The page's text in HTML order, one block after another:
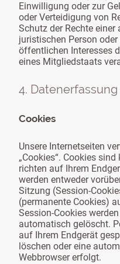
Einwilligung oder zur
oder Verteidigung von
Schutz der Rechte
juristischen Person
öffentlichen Interesses
eines Mitgliedstaats
4.
Cookies
Unsere Internetseiten
„Cookies“. Cookies
richten auf Ihrem
werden entweder
Sitzung (Session-
(permanente Cookies)
Session-Cookies
automatisch gelöscht.
auf Ihrem Endgerät
löschen oder eine
Webbrowser erfolgt.